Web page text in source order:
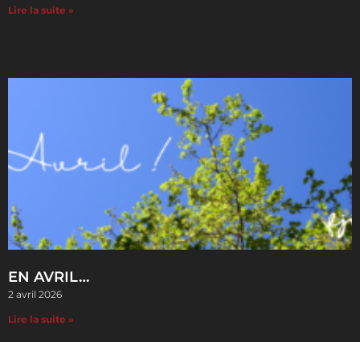
Lire la suite »
EN AVRIL…
2 avril 2026
Lire la suite »